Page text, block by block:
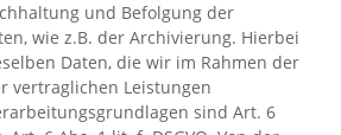
und Befolgung der
wie z.B. der Archivierung. Hierbei
Daten, die wir im Rahmen der
vertraglichen Leistungen
sind Art. 6